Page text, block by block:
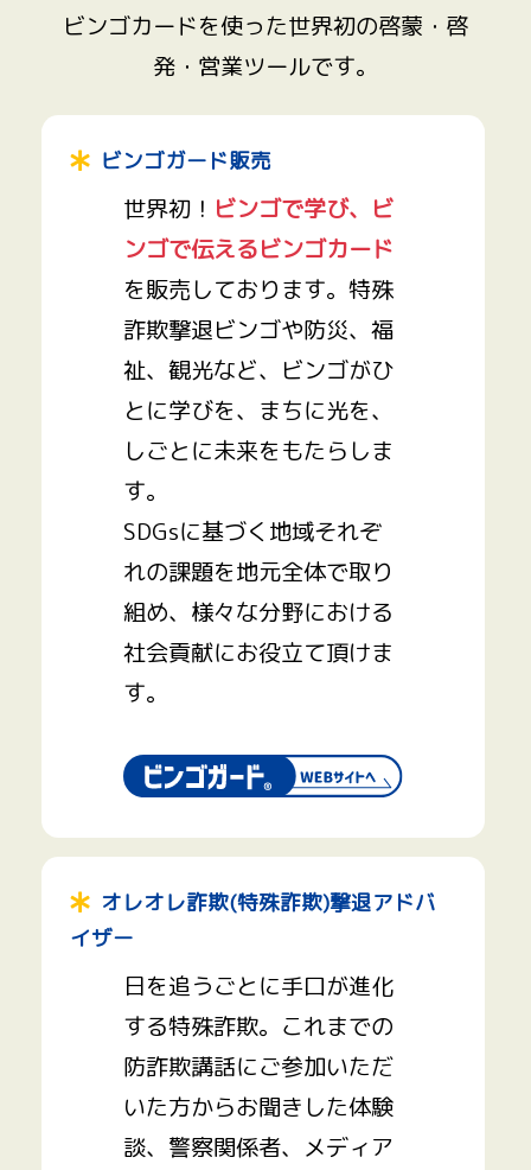
ビンゴカードを使った世界初の啓蒙・啓
発・営業ツールです。
ビンゴガード販売
世界初！ ビンゴで学び、ビ
ンゴで伝えるビンゴカード
を販売しております。特殊
詐欺撃退ビンゴや防災、福
祉、観光など、ビンゴがひ
とに学びを、まちに光を、
しごとに未来をもたらしま
す。
SDGsに基づく地域それぞ
れの課題を地元全体で取り
組め、様々な分野における
社会貢献にお役立て頂けま
す。
オレオレ詐欺(特殊詐欺)撃退アドバ
イザー
日を追うごとに手口が進化
する特殊詐欺。これまでの
防詐欺講話にご参加いただ
いた方からお聞きした体験
談、警察関係者、メディア